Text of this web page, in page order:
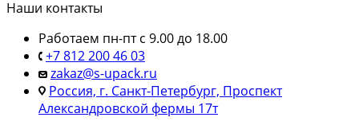
Наши контакты
Работаем пн-пт с 9.00 до 18.00
+7 812 200 46 03
zakaz@s-upack.ru
Россия, г. Санкт-Петербург, Проспект
Александровской фермы 17т